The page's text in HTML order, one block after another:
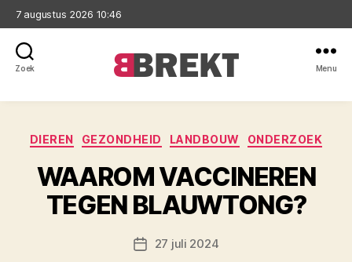
7 augustus 2026 10:46
Zoek Menu
Categorieën
DIEREN GEZONDHEID LANDBOUW ONDERZOEK
WAAROM VACCINEREN
TEGEN BLAUWTONG?
Berichtdatum
27 juli 2024